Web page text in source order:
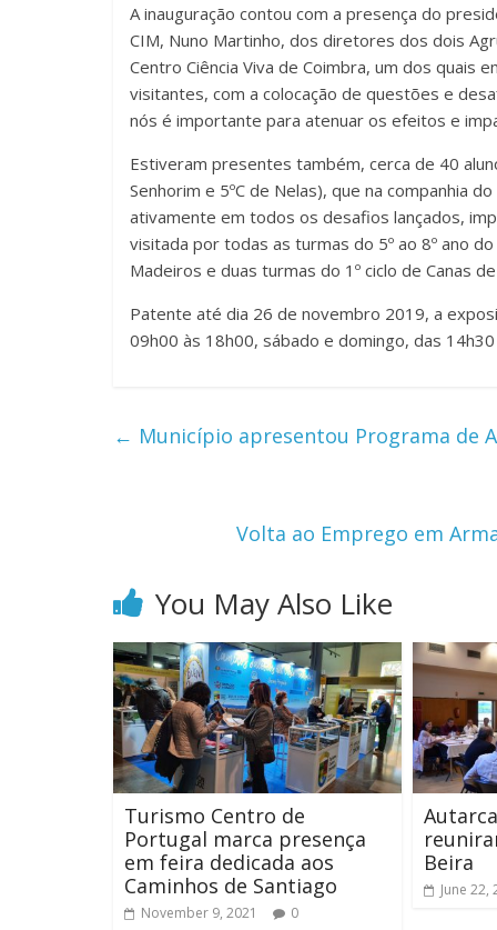
A inauguração contou com a presença do
CIM, Nuno Martinho, dos diretores dos dois
Centro Ciência Viva de Coimbra, um dos quais
visitantes, com a colocação de questões e
nós é importante para atenuar os efeitos e
Estiveram presentes também, cerca de 40
Senhorim e 5ºC de Nelas), que na companhia
ativamente em todos os desafios lançados,
visitada por todas as turmas do 5º ao 8º ano
Madeiros e duas turmas do 1º ciclo de Canas de
Patente até dia 26 de novembro 2019, a
09h00 às 18h00, sábado e domingo, das
← Município apresentou Programa de
Volta ao Emprego em
You May Also Like
Turismo Centro de
Portugal marca presença
em feira dedicada aos
Caminhos de Santiago
November 9, 2021 0
Beira
June 22,